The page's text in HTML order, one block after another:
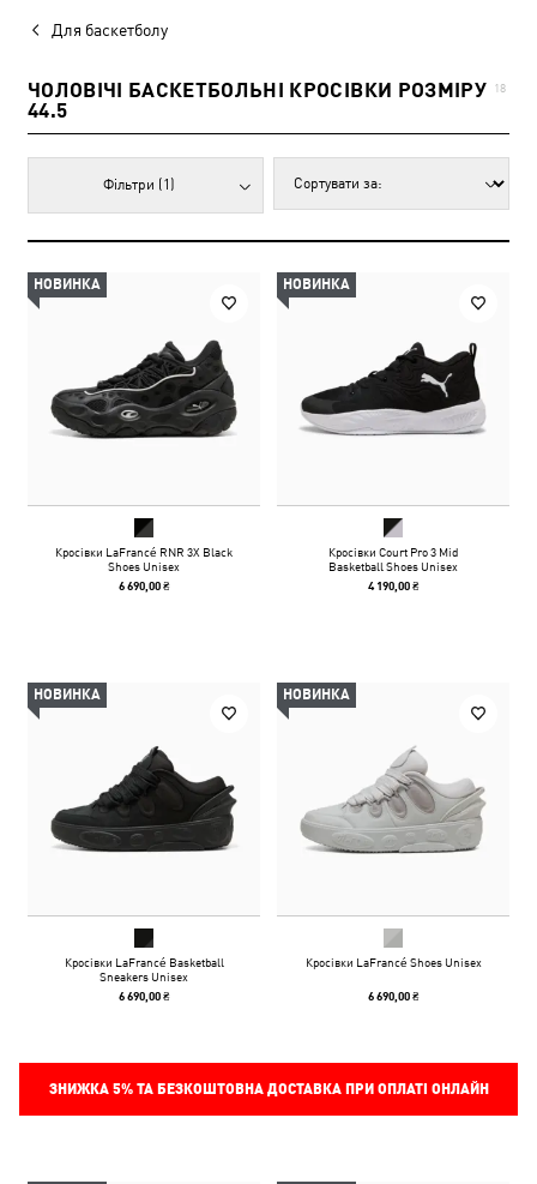
Для баскетболу
ЧОЛОВІЧІ БАСКЕТБОЛЬНІ КРОСІВКИ РОЗМІРУ
44.5
18
Фільтри (1)
НОВИНКА
Кросівки LaFrancé RNR 3X Black
Shoes Unisex
6 690,00 ₴
НОВИНКА
Кросівки Court Pro 3 Mid
Basketball Shoes Unisex
4 190,00 ₴
НОВИНКА
Кросівки LaFrancé Basketball
Sneakers Unisex
6 690,00 ₴
НОВИНКА
Кросівки LaFrancé Shoes Unisex
6 690,00 ₴
ЗНИЖКА 5%ТА БЕЗКОШТОВНА ДОСТАВКА ПРИ ОПЛАТІ ОНЛАЙН